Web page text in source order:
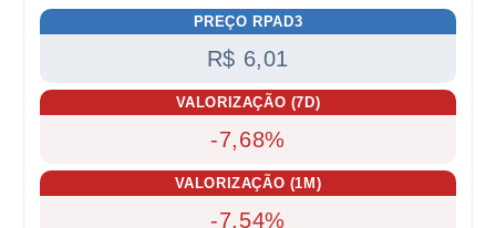
PREÇO RPAD3
R$ 6,01
VALORIZAÇÃO (7D)
-7,68%
VALORIZAÇÃO (1M)
-7,54%